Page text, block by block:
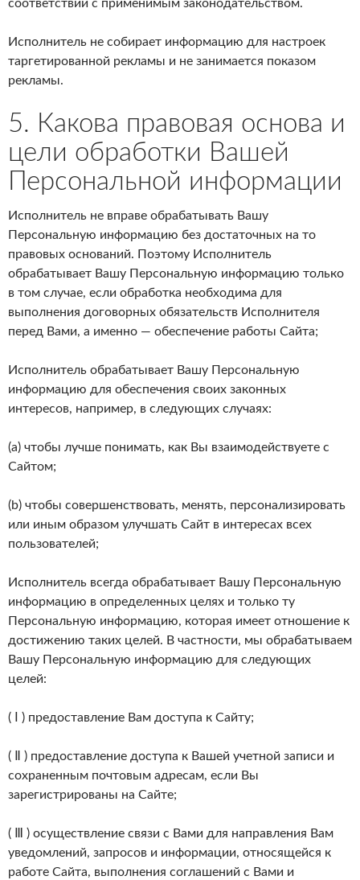
соответствии с применимым законодательством.
Исполнитель не собирает информацию для настроек
таргетированной рекламы и не занимается показом
рекламы.
5. Какова правовая основа и
цели обработки Вашей
Персональной информации
Исполнитель не вправе обрабатывать Вашу
Персональную информацию без достаточных на то
правовых оснований. Поэтому Исполнитель
обрабатывает Вашу Персональную информацию только
в том случае, если обработка необходима для
выполнения договорных обязательств Исполнителя
перед Вами, а именно — обеспечение работы Сайта;
Исполнитель обрабатывает Вашу Персональную
информацию для обеспечения своих законных
интересов, например, в следующих случаях:
(a) чтобы лучше понимать, как Вы взаимодействуете с
Сайтом;
(b) чтобы совершенствовать, менять, персонализировать
или иным образом улучшать Сайт в интересах всех
пользователей;
Исполнитель всегда обрабатывает Вашу Персональную
информацию в определенных целях и только ту
Персональную информацию, которая имеет отношение к
достижению таких целей. В частности, мы обрабатываем
Вашу Персональную информацию для следующих
целей:
( Ⅰ ) предоставление Вам доступа к Сайту;
( Ⅱ ) предоставление доступа к Вашей учетной записи и
сохраненным почтовым адресам, если Вы
зарегистрированы на Сайте;
( Ⅲ ) осуществление связи с Вами для направления Вам
уведомлений, запросов и информации, относящейся к
работе Сайта, выполнения соглашений с Вами и